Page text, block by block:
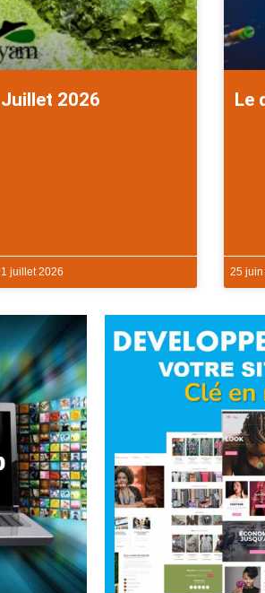
Juillet 2026
1 juillet 2026
Le
25 juin